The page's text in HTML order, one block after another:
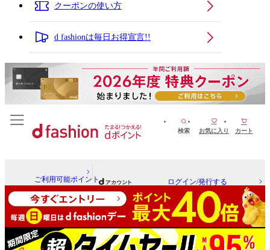
クーポンの使い方
d fashionは毎日お得宣言!!
検索 お気に入り カート
ご利用可能ポイント ログイン/発行する